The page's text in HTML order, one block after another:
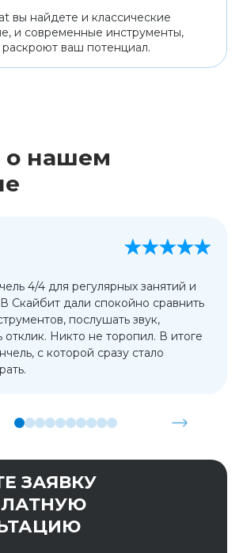
вы найдете и классические
и современные инструменты,
ваш потенциал.
нашем
4/4 для регулярных занятий и
Скайбит дали спокойно сравнить
послушать звук,
отклик. Никто не торопил. В итоге
с которой сразу стало
ЗАЯВКУ